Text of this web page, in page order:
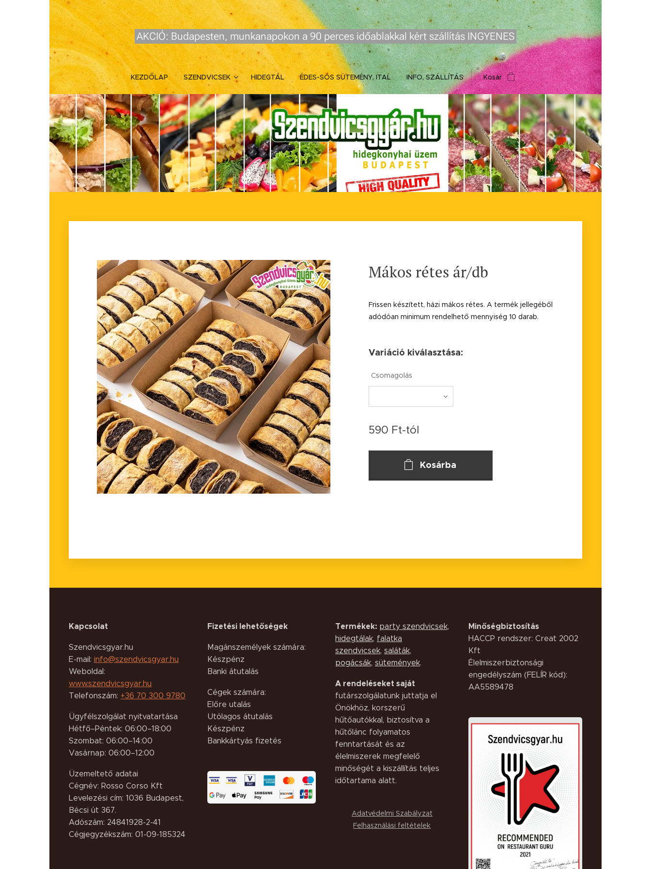
AKCIÓ: Budapesten, munkanapokon a 90 perces időablakkal kért szállítás INGYENES
KEZDŐLAP SZENDVICSEK HIDEGTÁL ÉDES-SÓS SÜTEMÉNY, ITAL INFO, SZÁLLÍTÁS Kosár
Mákos rétes ár/db
Frissen készített, házi mákos rétes. A termék jellegéből
adódóan minimum rendelhető mennyiség 10 darab.
Variáció kiválasztása:
Csomagolás
590 Ft-tól
Kosárba
Kapcsolat
Szendvicsgyar.hu
E-mail: info@szendvicsgyar.hu
Weboldal:
www.szendvicsgyar.hu
Telefonszám: +36 70 300 9780
Ügyfélszolgálat nyitvatartása
Hétfő–Péntek: 06:00–18:00
Szombat: 06:00–14:00
Vasárnap: 06:00–12:00
Üzemeltető adatai
Cégnév: Rosso Corso Kft
Levelezési cím: 1036 Budapest,
Bécsi út 367.
Adószám: 24841928-2-41
Cégjegyzékszám: 01-09-185324
Fizetési lehetőségek
Magánszemélyek számára:
Készpénz
Banki átutalás
Cégek számára:
Előre utalás
Utólagos átutalás
Készpénz
Bankkártyás fizetés
Termékek: party szendvicsek,
hidegtálak, falatka
szendvicsek, saláták,
pogácsák, sütemények.
A rendeléseket saját
futárszolgálatunk juttatja el
Önökhöz, korszerű
hűtőautókkal, biztosítva a
hűtőlánc folyamatos
fenntartását és az
élelmiszerek megfelelő
minőségét a kiszállítás teljes
időtartama alatt.
Adatvédelmi Szabályzat
Felhasználási feltételek
Minőségbiztosítás
HACCP rendszer: Creat 2002
Kft
Élelmiszerbiztonsági
engedélyszám (FELÍR kód):
AA5589478